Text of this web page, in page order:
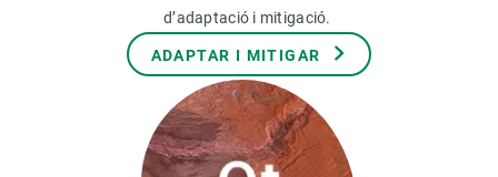
d’adaptació i mitigació.
ADAPTAR I MITIGAR